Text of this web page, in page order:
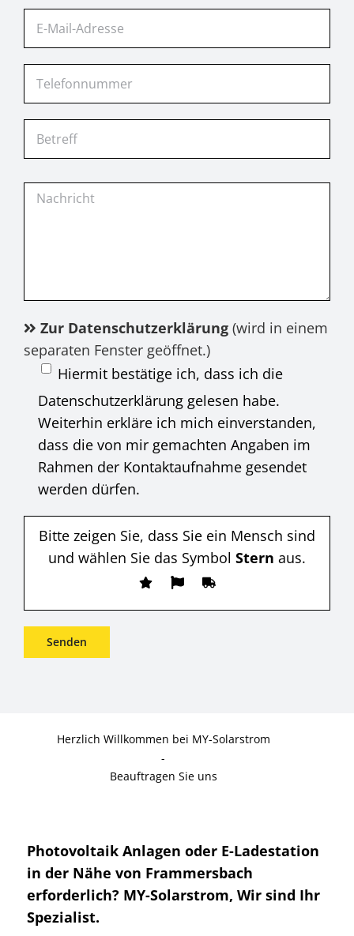
Zur Datenschutzerklärung(wird in einem
separaten Fenster geöffnet.)
Hiermit bestätige ich, dass ich die
Datenschutzerklärung gelesen habe.
Weiterhin erkläre ich mich einverstanden,
dass die von mir gemachten Angaben im
Rahmen der Kontaktaufnahme gesendet
werden dürfen.
Bitte zeigen Sie, dass Sie ein Mensch sind
und wählen Sie das Symbol Stern aus.
Herzlich Willkommen bei MY-Solarstrom
-
Beauftragen Sie uns
Photovoltaik Anlagen oder E-Ladestation
in der Nähe von Frammersbach
erforderlich? MY-Solarstrom, Wir sind Ihr
Spezialist.